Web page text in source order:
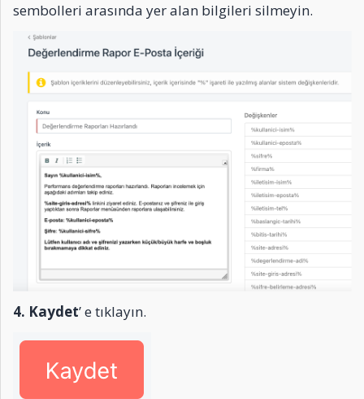
sembolleri arasında yer alan bilgileri silmeyin.
4. Kaydet’ e tıklayın.